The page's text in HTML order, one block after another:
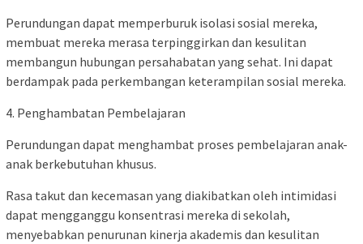
Perundungan dapat memperburuk isolasi sosial mereka,
membuat mereka merasa terpinggirkan dan kesulitan
membangun hubungan persahabatan yang sehat. Ini dapat
berdampak pada perkembangan keterampilan sosial mereka.
4. Penghambatan Pembelajaran
Perundungan dapat menghambat proses pembelajaran anak-
anak berkebutuhan khusus.
Rasa takut dan kecemasan yang diakibatkan oleh intimidasi
dapat mengganggu konsentrasi mereka di sekolah,
menyebabkan penurunan kinerja akademis dan kesulitan